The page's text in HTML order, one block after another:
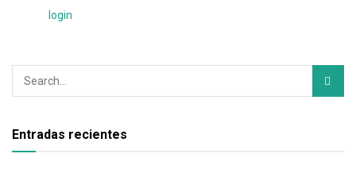
login
Entradas recientes